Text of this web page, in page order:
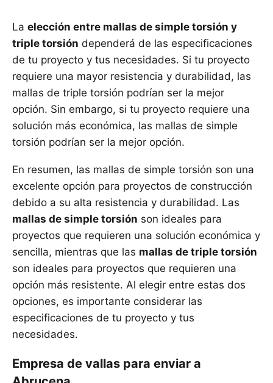
La elección entre mallas de simple torsión y
triple torsión dependerá de las especificaciones
de tu proyecto y tus necesidades. Si tu proyecto
requiere una mayor resistencia y durabilidad, las
mallas de triple torsión podrían ser la mejor
opción. Sin embargo, si tu proyecto requiere una
solución más económica, las mallas de simple
torsión podrían ser la mejor opción.
En resumen, las mallas de simple torsión son una
excelente opción para proyectos de construcción
debido a su alta resistencia y durabilidad. Las
mallas de simple torsión son ideales para
proyectos que requieren una solución económica y
sencilla, mientras que las mallas de triple torsión
son ideales para proyectos que requieren una
opción más resistente. Al elegir entre estas dos
opciones, es importante considerar las
especificaciones de tu proyecto y tus
necesidades.
Empresa de vallas para enviar a